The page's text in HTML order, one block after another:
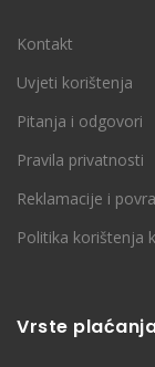
Kontakt
Uvjeti korištenja
Pitanja i odgovori
Pravila privatnosti
Reklamacije i
Politika korištenja
Vrste